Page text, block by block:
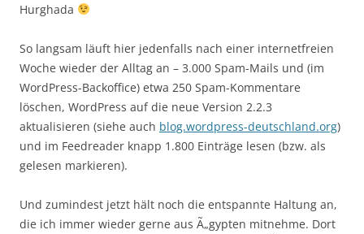
Hurghada
So langsam läuft hier jedenfalls nach einer internetfreien
Woche wieder der Alltag an – 3.000 Spam-Mails und (im
WordPress-Backoffice) etwa 250 Spam-Kommentare
löschen, WordPress auf die neue Version 2.2.3
aktualisieren (siehe auch blog.wordpress-deutschland.org)
und im Feedreader knapp 1.800 Einträge lesen (bzw. als
gelesen markieren).
Und zumindest jetzt hält noch die entspannte Haltung an,
die ich immer wieder gerne aus Ã„gypten mitnehme. Dort